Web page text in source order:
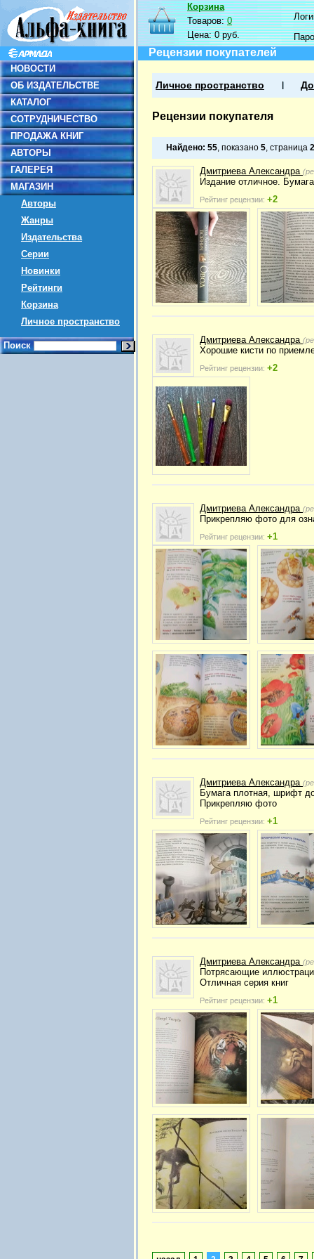
НОВОСТИ
ОБ ИЗДАТЕЛЬСТВЕ
КАТАЛОГ
СОТРУДНИЧЕСТВО
ПРОДАЖА КНИГ
АВТОРЫ
ГАЛЕРЕЯ
МАГАЗИН
Авторы
Жанры
Издательства
Серии
Новинки
Рейтинги
Корзина
Личное пространство
Поиск
Корзина
Товаров:0
Цена:0 руб.
Рецензии покупателей
Личное пространство
Рецензии покупателя
Найдено: 55, показано 5, страница 2
Дмитриева Александра
Издание отличное.
Рейтинг рецензии: +2
Дмитриева Александра
Хорошие кисти по
Рейтинг рецензии: +2
Дмитриева Александра
Прикрепляю фото для
Рейтинг рецензии: +1
Дмитриева Александра
Бумага плотная, шрифт
Прикрепляю фото
Рейтинг рецензии: +1
Дмитриева Александра
Потрясающие
Отличная серия книг
Рейтинг рецензии: +1